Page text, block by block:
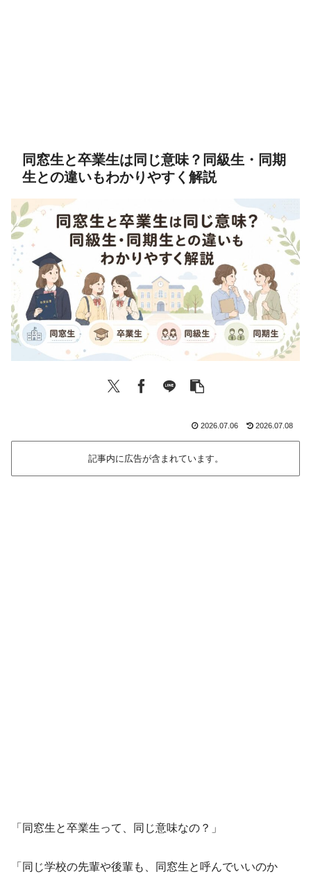
同窓生と卒業生は同じ意味？同級生・同期
生との違いもわかりやすく解説
2026.07.06 2026.07.08
記事内に広告が含まれています。
「同窓生と卒業生って、同じ意味なの？」
「同じ学校の先輩や後輩も、同窓生と呼んでいいのか